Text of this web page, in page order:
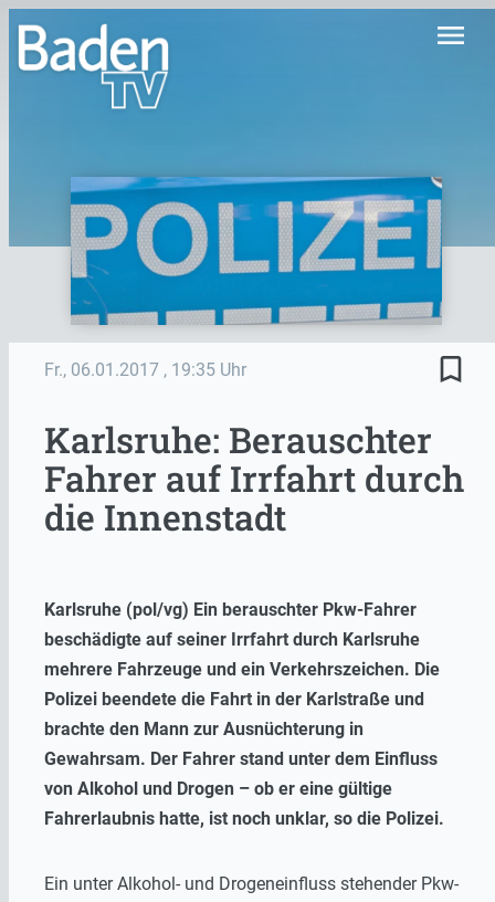
menu
Fr., 06.01.2017 , 19:35 Uhr bookmark_border
Karlsruhe: Berauschter
Fahrer auf Irrfahrt durch
die Innenstadt
Karlsruhe (pol/vg) Ein berauschter Pkw-Fahrer
beschädigte auf seiner Irrfahrt durch Karlsruhe
mehrere Fahrzeuge und ein Verkehrszeichen. Die
Polizei beendete die Fahrt in der Karlstraße und
brachte den Mann zur Ausnüchterung in
Gewahrsam. Der Fahrer stand unter dem Einfluss
von Alkohol und Drogen – ob er eine gültige
Fahrerlaubnis hatte, ist noch unklar, so die Polizei.
Ein unter Alkohol- und Drogeneinfluss stehender Pkw-